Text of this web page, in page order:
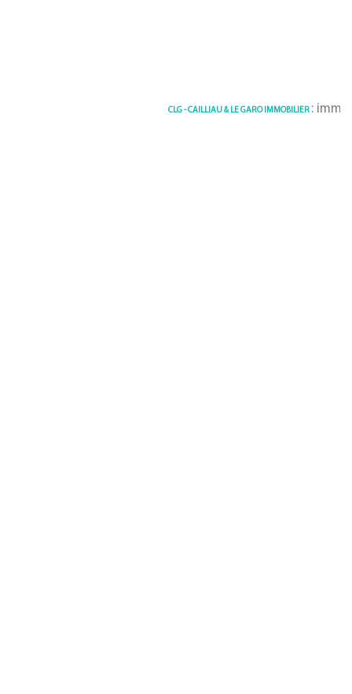
CLG - CAILLIAU & LE GARO IMMOBILIER: immobilier